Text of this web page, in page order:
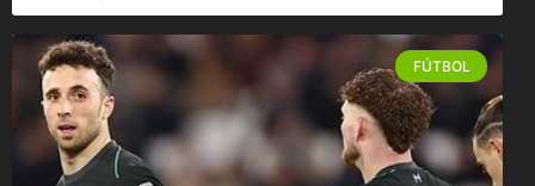
FÚTBOL